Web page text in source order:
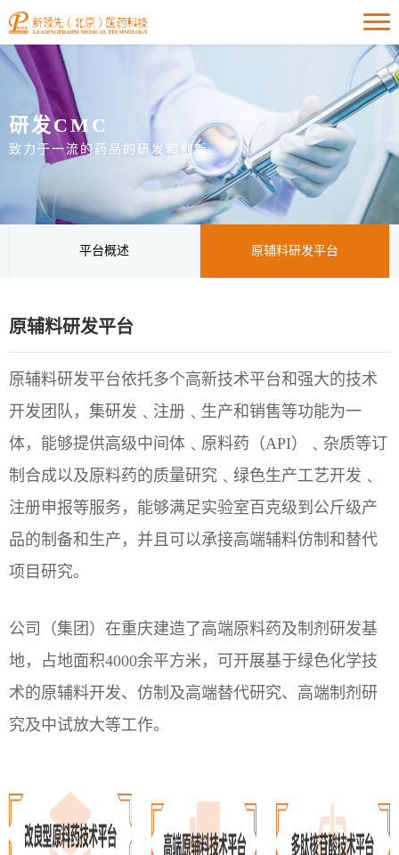
研发CMC
致力于一流的药品的研发和创新
平台概述 原辅料研发平台
原辅料研发平台
原辅料研发平台依托多个高新技术平台和强大的技术
开发团队，集研发﹑注册﹑生产和销售等功能为一
体，能够提供高级中间体﹑原料药（API）﹑杂质等订
制合成以及原料药的质量研究﹑绿色生产工艺开发﹑
注册申报等服务，能够满足实验室百克级到公斤级产
品的制备和生产，并且可以承接高端辅料仿制和替代
项目研究。
公司（集团）在重庆建造了高端原料药及制剂研发基
地，占地面积4000余平方米，可开展基于绿色化学技
术的原辅料开发、仿制及高端替代研究、高端制剂研
究及中试放大等工作。